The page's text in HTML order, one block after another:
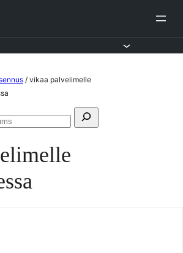
/ vikaa palvelimelle
Search